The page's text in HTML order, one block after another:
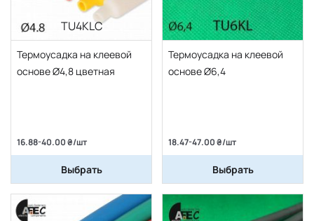
TU4KLC
Термоусадка на клеевой
основе Ø4,8 цветная
16.88-40.00 ₴/шт
Выбрать
Термоусадка на клеевой
основе Ø6,4
18.47-47.00 ₴/шт
Выбрать